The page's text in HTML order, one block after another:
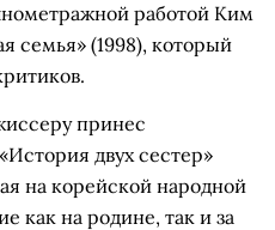
работой Ким
семья» (1998), который
принес
двух сестер»
на корейской народной
как на родине, так и за